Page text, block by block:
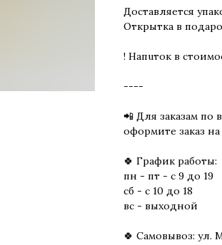
Доставляется
Открытка в
! Haпuток в
----
📲 Для заказам по
оформите заказ
🍀 График работы:
пн - пт - с 9 до 19
сб - с 10 до 18
вс - выходной
🍀 Самовывоз: ул.